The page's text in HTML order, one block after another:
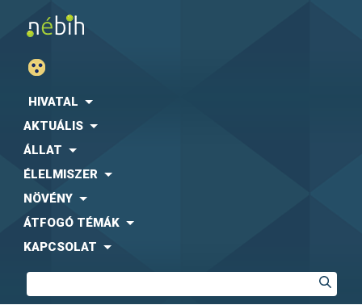
HIVATAL
AKTUÁLIS
ÁLLAT
ÉLELMISZER
NÖVÉNY
ÁTFOGÓ TÉMÁK
KAPCSOLAT